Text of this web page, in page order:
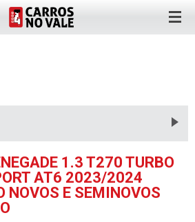
1.3 T270 TURBO
AT6 2023/2024
NOVOS E SEMINOVOS